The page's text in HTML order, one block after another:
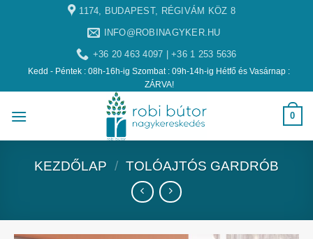
1174, BUDAPEST, RÉGIVÁM KÖZ 8
INFO@ROBINAGYKER.HU
+36 20 463 4097 | +36 1 253 5636
Kedd - Péntek : 08h-16h-ig Szombat : 09h-14h-ig Hétfő és Vasárnap :
ZÁRVA!
0
KEZDŐLAP / TOLÓAJTÓS GARDRÓB